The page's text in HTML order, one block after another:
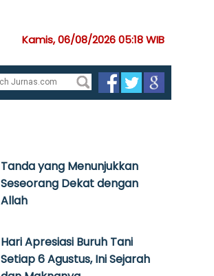
Kamis, 06/08/2026 05:18 WIB
Tanda yang Menunjukkan
Seseorang Dekat dengan
Allah
Hari Apresiasi Buruh Tani
Setiap 6 Agustus, Ini Sejarah